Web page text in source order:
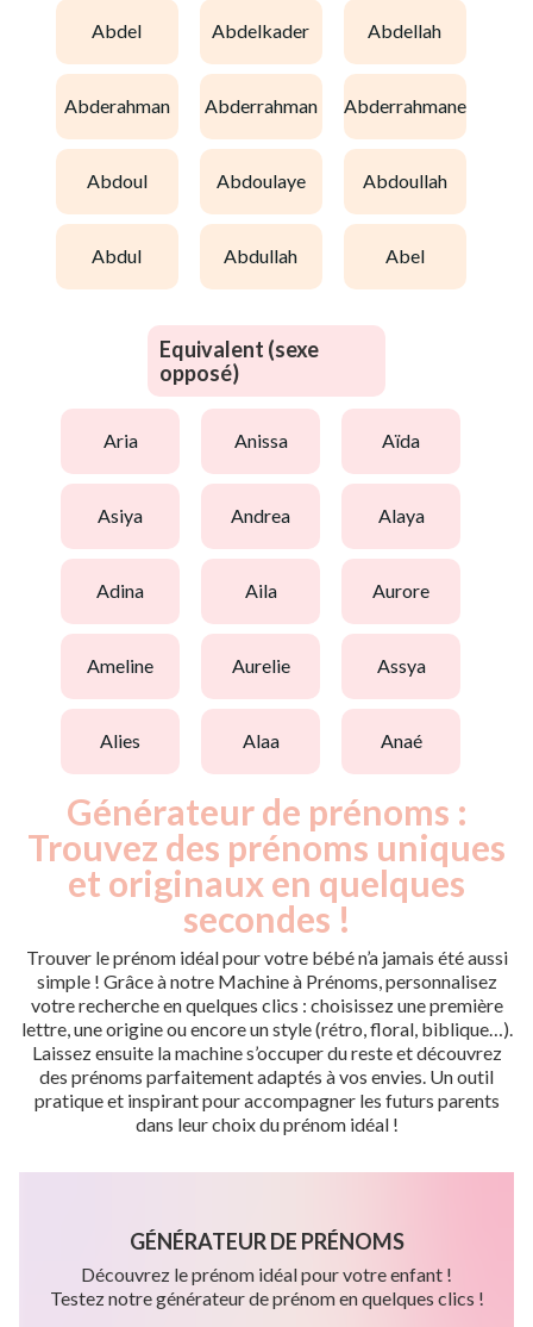
abdel abdelkader abdellah
abderahman abderrahman abderrahmane
abdoul abdoulaye abdoullah
abdul abdullah abel
Equivalent (sexe
opposé)
aria anissa aïda
asiya andrea alaya
adina aila aurore
ameline aurelie assya
alies alaa anaé
Générateur de prénoms :
Trouvez des prénoms uniques
et originaux en quelques
secondes !
Trouver le prénom idéal pour votre bébé n’a jamais été aussi
simple ! Grâce à notre Machine à Prénoms, personnalisez
votre recherche en quelques clics : choisissez une première
lettre, une origine ou encore un style (rétro, floral, biblique…).
Laissez ensuite la machine s’occuper du reste et découvrez
des prénoms parfaitement adaptés à vos envies. Un outil
pratique et inspirant pour accompagner les futurs parents
dans leur choix du prénom idéal !
GÉNÉRATEUR DE PRÉNOMS
Découvrez le prénom idéal pour votre enfant !
Testez notre générateur de prénom en quelques clics !